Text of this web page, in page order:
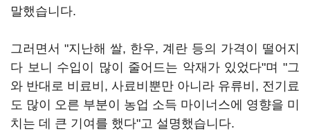
말했습니다.
그러면서 "지난해 쌀, 한우, 계란 등의 가격이 떨어지
다 보니 수입이 많이 줄어드는 악재가 있었다"며 "그
와 반대로 비료비, 사료비뿐만 아니라 유류비, 전기료
도 많이 오른 부분이 농업 소득 마이너스에 영향을 미
치는 데 큰 기여를 했다"고 설명했습니다.